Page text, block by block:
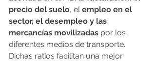
precio del suelo, el empleo en el
sector, el desempleo y las
mercancías movilizadas por los
diferentes medios de transporte.
Dichas ratios facilitan una mejor